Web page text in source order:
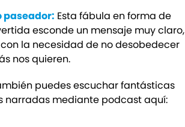
paseador: Esta fábula en forma de
esconde un mensaje muy claro,
la necesidad de no desobedecer
nos quieren.
puedes escuchar fantásticas
narradas mediante podcast aquí: